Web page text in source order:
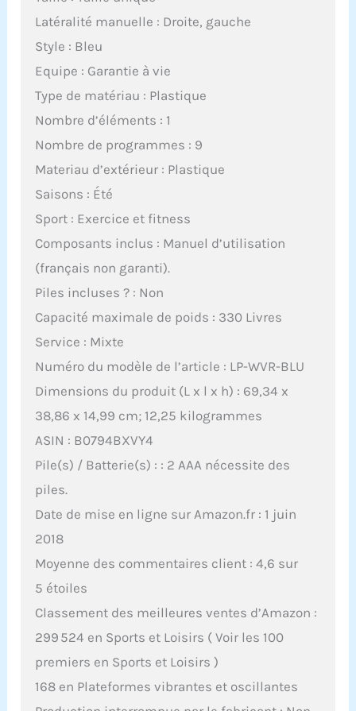
Latéralité manuelle : Droite, gauche
Style : Bleu
Equipe : Garantie à vie
Type de matériau : Plastique
Nombre d’éléments : 1
Nombre de programmes : 9
Materiau d’extérieur : Plastique
Saisons : Été
Sport : Exercice et fitness
Composants inclus : Manuel d’utilisation
(français non garanti).
Piles incluses ? : Non
Capacité maximale de poids : 330 Livres
Service : Mixte
Numéro du modèle de l’article : LP-WVR-BLU
Dimensions du produit (L x l x h) : 69,34 x
38,86 x 14,99 cm; 12,25 kilogrammes
ASIN : B0794BXVY4
Pile(s) / Batterie(s) : : 2 AAA nécessite des
piles.
Date de mise en ligne sur Amazon.fr : 1 juin
2018
Moyenne des commentaires client : 4,6 sur
5 étoiles
Classement des meilleures ventes d’Amazon :
299 524 en Sports et Loisirs ( Voir les 100
premiers en Sports et Loisirs )
168 en Plateformes vibrantes et oscillantes